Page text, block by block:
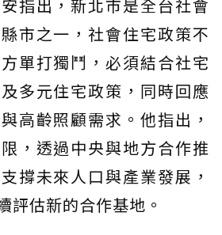
指出，新北市是全台社會
市之一，社會住宅政策不
單打獨鬥，必須結合社宅
多元住宅政策，同時回應
高齡照顧需求。他指出，
，透過中央與地方合作推
撐未來人口與產業發展，
評估新的合作基地。